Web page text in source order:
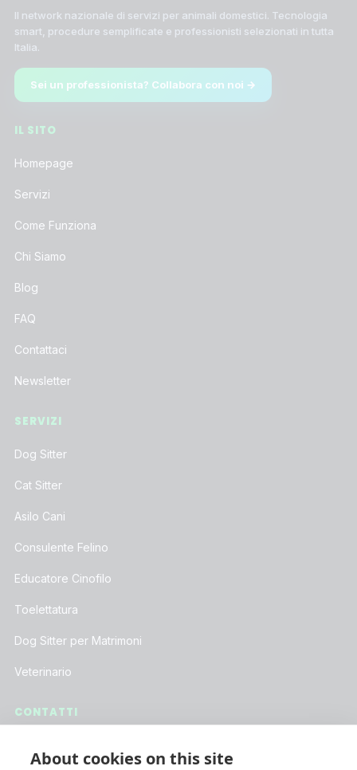
Il network nazionale di servizi per animali domestici. Tecnologia
smart, procedure semplificate e professionisti selezionati in tutta
Italia.
Sei un professionista? Collabora con noi →
IL SITO
Homepage
Servizi
Come Funziona
Chi Siamo
Blog
FAQ
Contattaci
Newsletter
SERVIZI
Dog Sitter
Cat Sitter
Asilo Cani
Consulente Felino
Educatore Cinofilo
Toelettatura
Dog Sitter per Matrimoni
Veterinario
CONTATTI
About cookies on this site